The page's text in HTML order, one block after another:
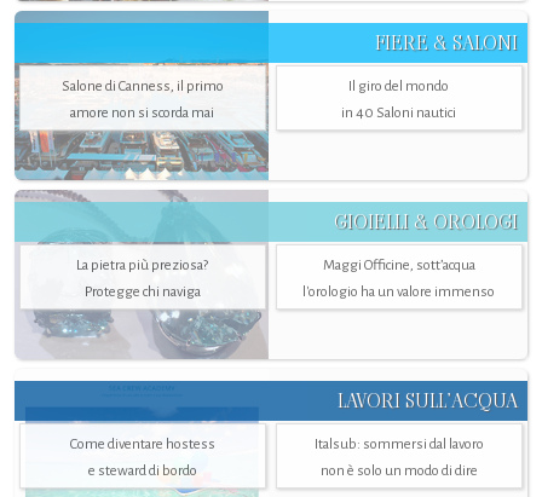
FIERE & SALONI
Salone di Canness, il primo
amore non si scorda mai
Il giro del mondo
in 40 Saloni nautici
GIOIELLI & OROLOGI
La pietra più preziosa?
Protegge chi naviga
Maggi Officine, sott’acqua
l'orologio ha un valore immenso
LAVORI SULL’ACQUA
Come diventare hostess
e steward di bordo
Italsub: sommersi dal lavoro
non è solo un modo di dire